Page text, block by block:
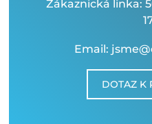
Zákaznická linka:
Email:
DOTAZ K